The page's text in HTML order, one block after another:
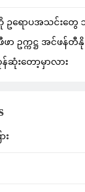
ဥရောပအသင်းတွ
ဖာ ဥက္ကဋ္ဌ အင်ဖန်တီ
းတော့မှာလား
း